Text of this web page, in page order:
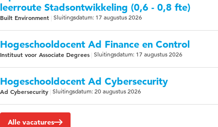
leerroute Stadsontwikkeling (0,6 - 0,8 fte)
Built Environment Sluitingsdatum: 17 augustus 2026
Hogeschooldocent Ad Finance en Control
Instituut voor Associate Degrees Sluitingsdatum: 17 augustus 2026
Hogeschooldocent Ad Cybersecurity
Ad Cybersecurity Sluitingsdatum: 20 augustus 2026
Alle vacatures